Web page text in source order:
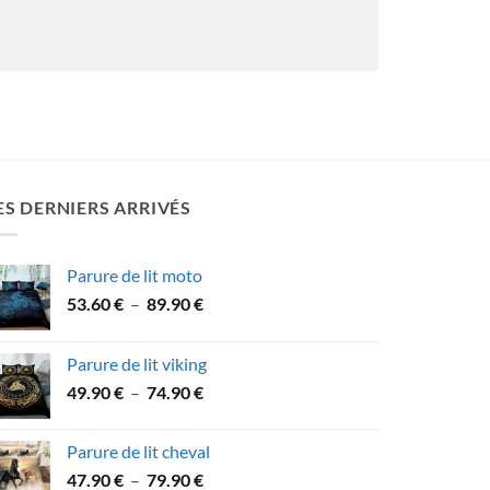
DERNIERS ARRIVÉS
Parure de lit moto
53.60€ – 89.90€Plage
53.60 €
à
Parure de lit viking
49.90€ – 74.90€Plage
49.90 €
à
Parure de lit cheval
47.90€ – 79.90€Plage